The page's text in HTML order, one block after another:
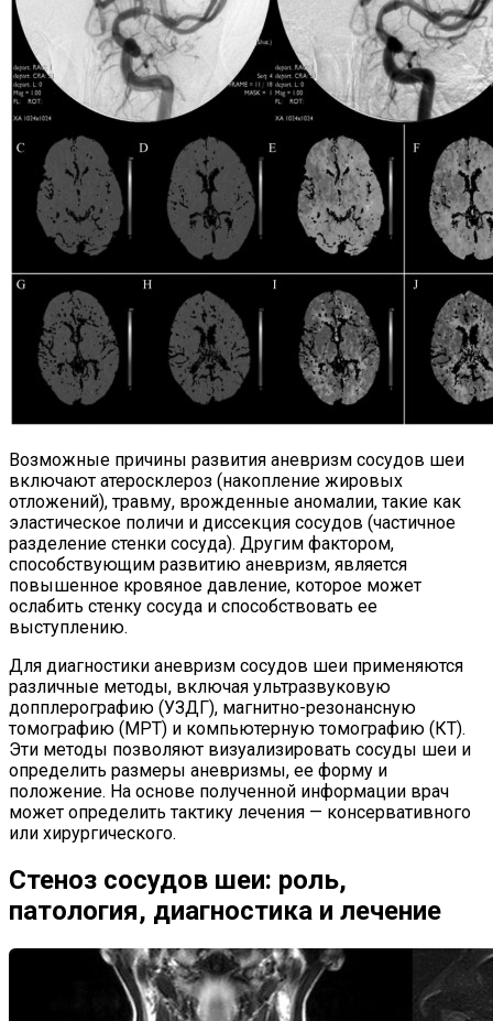
Возможные причины развития аневризм сосудов шеи
включают атеросклероз (накопление жировых
отложений), травму, врожденные аномалии, такие как
эластическое поличи и диссекция сосудов (частичное
разделение стенки сосуда). Другим фактором,
способствующим развитию аневризм, является
повышенное кровяное давление, которое может
ослабить стенку сосуда и способствовать ее
выступлению.
Для диагностики аневризм сосудов шеи применяются
различные методы, включая ультразвуковую
допплерографию (УЗДГ), магнитно-резонансную
томографию (МРТ) и компьютерную томографию (КТ).
Эти методы позволяют визуализировать сосуды шеи и
определить размеры аневризмы, ее форму и
положение. На основе полученной информации врач
может определить тактику лечения — консервативного
или хирургического.
Стеноз сосудов шеи: роль,
патология, диагностика и лечение